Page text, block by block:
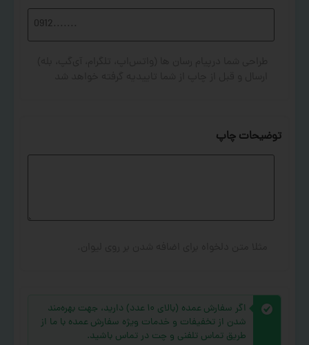
توضیحات چاپ
اگر سفارش عمده (بالای ۱۰ عدد) دارید، جهت بهره‌مند
شدن از تخفیفات و خدمات ویژه سفارش عمده با ما از
طریق تماس تلفنی و چت در تماس باشید.